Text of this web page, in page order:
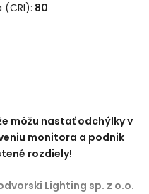
80
môžu nastať odchýlky v
monitora a podnik
rozdiely!
Lighting sp. z o.o.